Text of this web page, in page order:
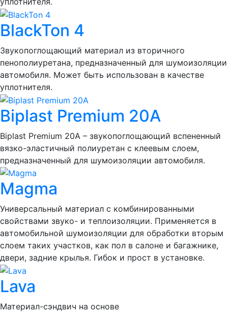
BlackTon 4
Звукопоглощающий материал из вторичного
пенополиуретана, предназначенный для шумоизоляции
автомобиля. Может быть использован в качестве
уплотнителя.
Biplast Premium 20A
Biplast Premium 20A – звукопоглощающий вспененный
вязко-эластичный полиуретан с клеевым слоем,
предназначенный для шумоизоляции автомобиля.
Magma
Универсальный материал с комбинированными
свойствами звуко- и теплоизоляции. Применяется в
автомобильной шумоизоляции для обработки вторым
слоем таких участков, как пол в салоне и багажнике,
двери, задние крылья. Гибок и прост в установке.
Lava
Материал-сэндвич на основе